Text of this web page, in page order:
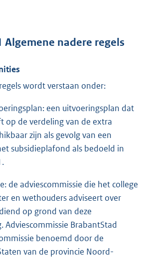
Algemene nadere regels
wordt verstaan onder:
een uitvoeringsplan dat
op de verdeling van de extra
zijn als gevolg van een
subsidieplafond als bedoeld in
de adviescommissie die het college
en wethouders adviseert over
op grond van deze
Adviescommissie BrabantStad
benoemd door de
van de provincie Noord-